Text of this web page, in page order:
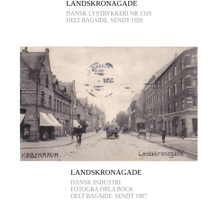
LANDSKRONAGADE
DANSK LYSTRYKKERI NR 1319
DELT BAGSIDE. SENDT 1920
LANDSKRONAGADE
DANSK INDUSTRI
FOTOGRA ORLA BOCK
DELT BAGSIDE. SENDT 1907